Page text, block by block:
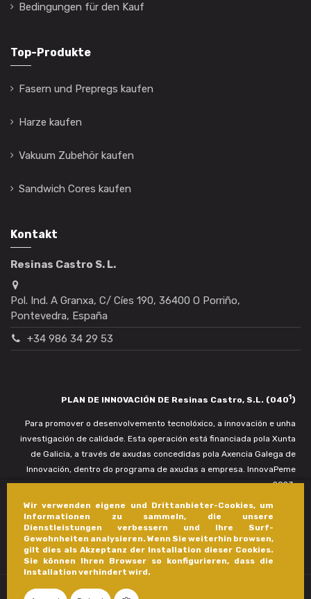
Wir verwenden eigene und Drittanbieter-Cookies, um
Informationen zu sammeln, die unsere
Dienstleistungen verbessern und Ihre Surf-
Gewohnheiten analysieren. Wenn Sie weiterhin browsen,
gilt dies als Akzeptanz der Installation dieser Cookies.
Sie können Ihren Browser so konfigurieren, dass die
Installation verhindert wird.
Bedingungen für den Kauf
Top-Produkte
Fasern und Prepregs kaufen
Harze kaufen
Vakuum Zubehör kaufen
Sandwich Cores kaufen
Kontakt
Resinas Castro S. L.
Pol. Ind. A Granxa, C/ Cíes 190, 36400 O Porriño,
Pontevedra, España
+34 986 34 29 53
PLAN DE INNOVACIÓN DE Resinas Castro, S.L. (0401)
Para promover o desenvolvemento tecnolóxico, a innovación e unha
investigación de calidade. Esta operación está financiada pola Xunta
de Galicia, a través de axudas concedidas pola Axencia Galega de
Innovación, dentro do programa de axudas a empresa. InnovaPeme
2023.